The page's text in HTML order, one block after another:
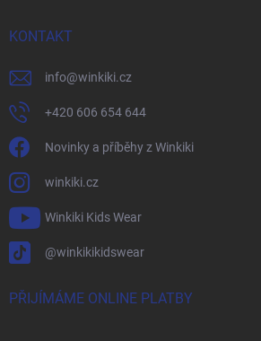
KONTAKT
info@winkiki.cz
+420 606 654 644
Novinky a příběhy z Winkiki
winkiki.cz
Winkiki Kids Wear
@winkikikidswear
PŘIJÍMÁME ONLINE PLATBY